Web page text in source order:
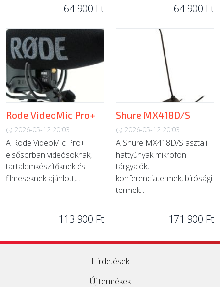
64 900 Ft 64 900 Ft
Rode VideoMic Pro+
2026-05-12 20:03
A Rode VideoMic Pro+
elsősorban videósoknak,
tartalomkészítőknek és
filmeseknek ajánlott,...
113 900 Ft
Shure MX418D/S
2026-05-12 20:03
A Shure MX418D/S asztali
hattyúnyak mikrofon
tárgyalók,
konferenciatermek, bírósági
termek...
171 900 Ft
Hirdetések
Új termékek